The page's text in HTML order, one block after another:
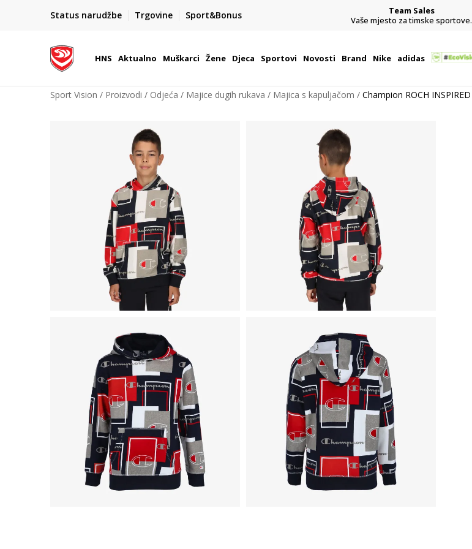
Status narudžbe Trgovine Sport&Bonus
BOX NOW
Dostava 1,50 €
| Više od 800 paketomata u Hrvatskoj
Team Sales
Vaše mjesto za timske sportove.
HNS Aktualno Muškarci Žene Djeca Sportovi Novosti Brand Nike adidas
Sport Vision Proizvodi Odjeća Majice dugih rukava Majica s kapuljačom Champion ROCH INSPIRED